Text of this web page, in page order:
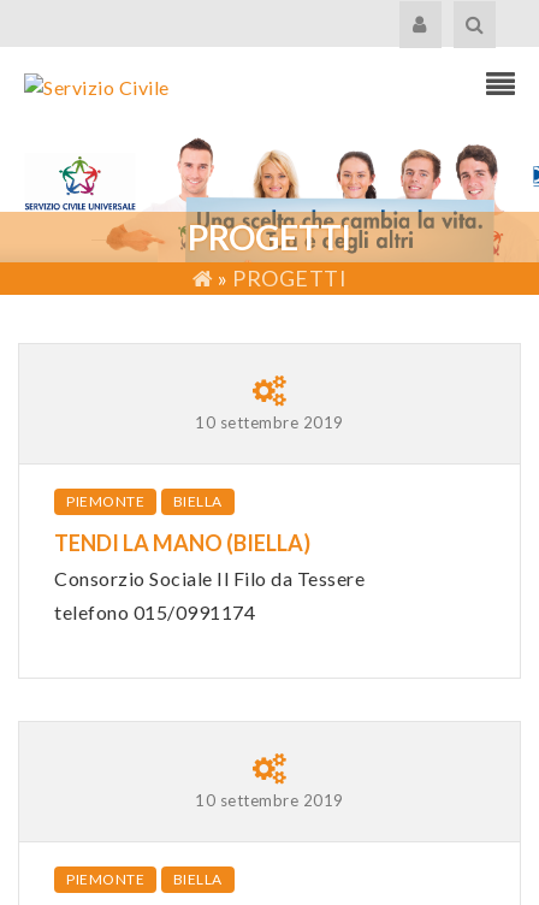
PROGETTI
» PROGETTI
10 settembre 2019
PIEMONTE BIELLA
TENDI LA MANO (BIELLA)
Consorzio Sociale Il Filo da Tessere
telefono 015/0991174
10 settembre 2019
PIEMONTE BIELLA